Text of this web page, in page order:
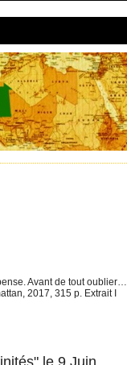
Avant de tout oublier…
2017, 315 p. Extrait I